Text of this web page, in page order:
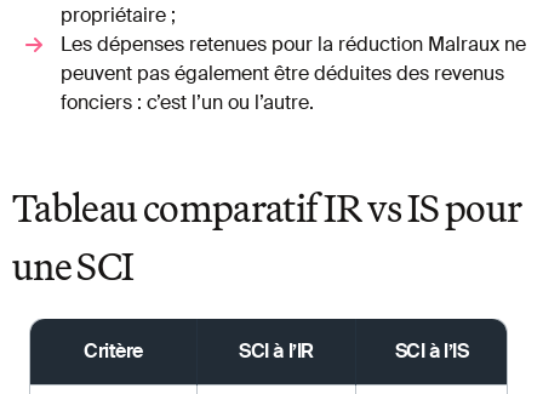
propriétaire ;
Les dépenses retenues pour la réduction Malraux ne
peuvent pas également être déduites des revenus
fonciers : c’est l’un ou l’autre.
Tableau comparatif IR vs IS pour
une SCI
Critère SCI à l’IR SCI à l’IS